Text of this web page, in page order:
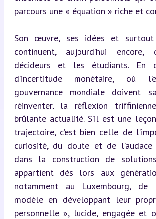
parcours une « équation » riche et
Son œuvre, ses idées et
continuent, aujourd’hui encore,
décideurs et les étudiants. En
d’incertitude monétaire, où
gouvernance mondiale doivent
réinventer, la réflexion
brûlante actualité. S’il est une
trajectoire, c’est bien celle de
curiosité, du doute et de
dans la construction de
appartient dès lors aux
notamment au Luxembourg, de
modèle en développant leur
personnelle », lucide, engagée et